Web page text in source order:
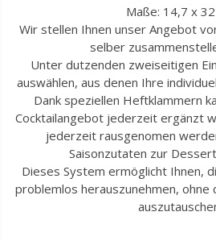
Maße: 14,7 x
Wir stellen Ihnen unser Angebot
selber
Unter dutzenden zweiseitigen
auswählen, aus denen Ihre
Dank speziellen Heftklammern
Cocktailangebot jederzeit ergänzt
jederzeit rausgenomen
Saisonzutaten zur
Dieses System ermöglicht Ihnen,
problemlos herauszunehmen,